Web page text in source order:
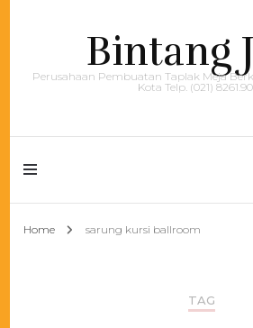
Bintang
Perusahaan Pembuatan Taplak Meja
Kota Telp. (021)
Home sarung kursi ballroom
TAG